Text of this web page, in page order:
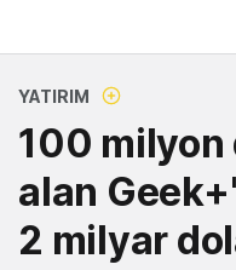
YATIRIM
100 milyon
alan
2 milyar